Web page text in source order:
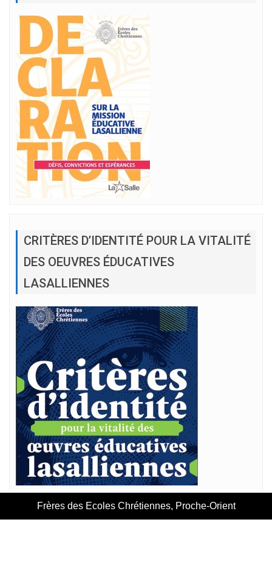
CRITÈRES D’IDENTITÉ POUR LA VITALITÉ
DES OEUVRES ÉDUCATIVES
LASALLIENNES
Frères des Ecoles Chrétiennes, Proche-Orient